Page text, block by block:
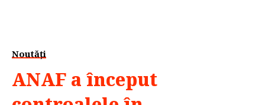
Noutăți
ANAF a început